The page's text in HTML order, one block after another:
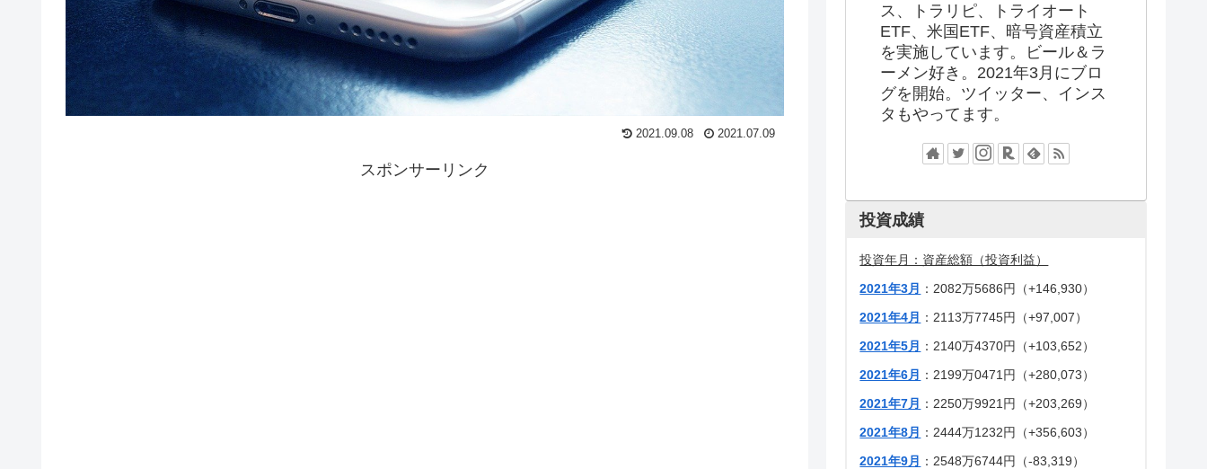
2021.09.08 2021.07.09
スポンサーリンク
ス、トラリピ、トライオート
ETF、米国ETF、暗号資産積立
を実施しています。ビール＆ラ
ーメン好き。2021年3月にブロ
グを開始。ツイッター、インス
タもやってます。
投資成績
投資年月：資産総額（投資利益）
2021年3月
：2082万5686円（+146,930）
2021年4月
：2113万7745円（+97,007）
2021年5月
：2140万4370円（+103,652）
2021年6月
：2199万0471円（+280,073）
2021年7月
：2250万9921円（+203,269）
2021年8月
：2444万1232円（+356,603）
2021年9月
：2548万6744円（-83,319）